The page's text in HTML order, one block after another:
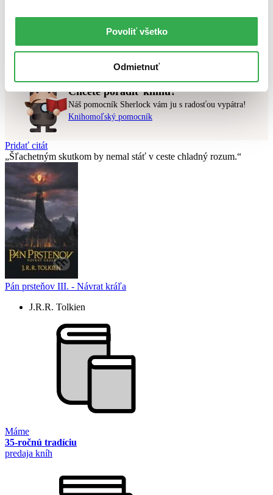
Povoliť všetko
Odmietnuť
Zrušiť filtre
v predpredaji
Skúste prosím zmeniť vyhľadávaný výraz.
Chcete poradiť knihu?
Náš pomocník Sherlock vám ju s radosťou vypátra!
Knihomoľský pomocník
Pridať citát
Šľachetným skutkom by nemal stáť v ceste chladný rozum.
Pán prsteňov III. - Návrat kráľa
J.R.R. Tolkien
Máme
35-ročnú tradíciu
predaja kníh